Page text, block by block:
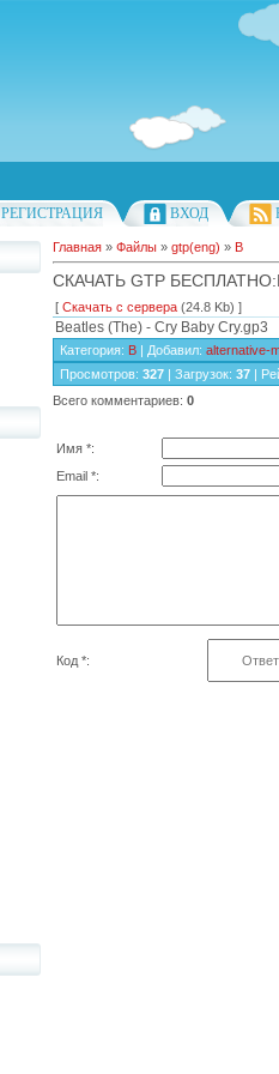
РЕГИСТРАЦИЯ ВХОД
Главная » Файлы » gtp(eng) » B
СКАЧАТЬ GTP
[ Скачать с сервера (24.8 Kb) ]
Beatles (The) - Cry Baby Cry.gp3
Категория: B | Добавил: alternative-
Просмотров: 327 | Загрузок: 37 |
Всего комментариев: 0
Имя *:
Email *:
Код *: